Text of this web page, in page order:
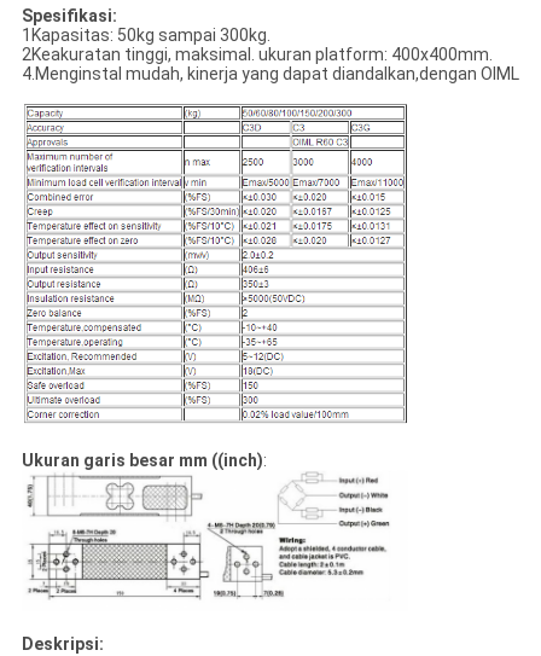
Spesifikasi:
1Kapasitas: 50kg sampai 300kg.
2Keakuratan tinggi, maksimal. ukuran platform: 400x400mm.
4.Menginstal mudah, kinerja yang dapat diandalkan,dengan OIML
Ukuran garis besar mm ((inch):
Deskripsi: